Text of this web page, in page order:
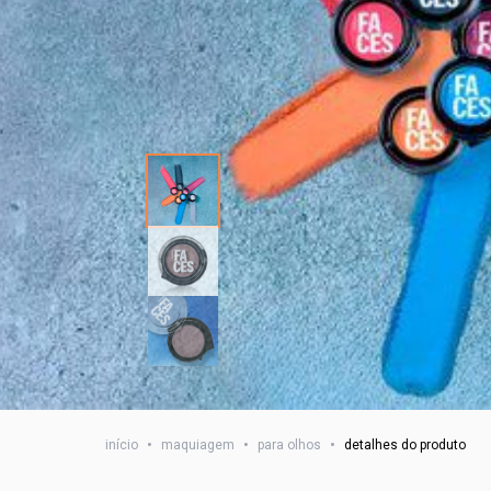
início • maquiagem • para olhos • detalhes do produto